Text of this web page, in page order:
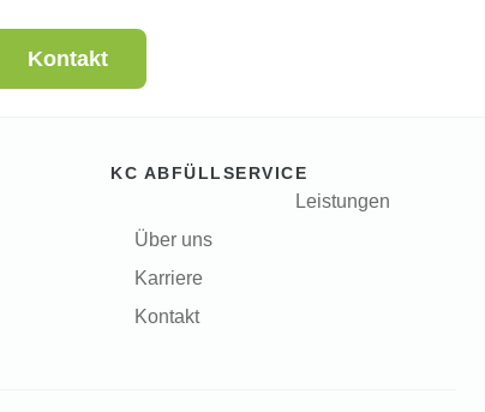
Kontakt
KC ABFÜLLSERVICE
Leistungen
Über uns
Karriere
Kontakt